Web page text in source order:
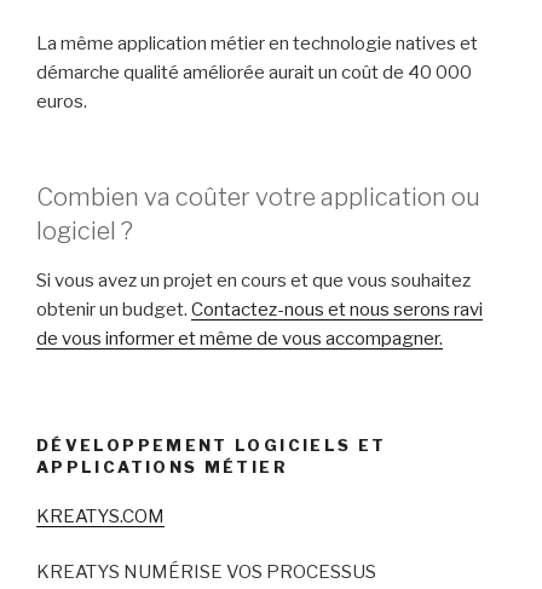
La même application métier en technologie natives et
démarche qualité améliorée aurait un coût de 40 000
euros.
Combien va coûter votre application ou
logiciel ?
Si vous avez un projet en cours et que vous souhaitez
obtenir un budget. Contactez-nous et nous serons ravi
de vous informer et même de vous accompagner.
DÉVELOPPEMENT LOGICIELS ET
APPLICATIONS MÉTIER
KREATYS.COM
KREATYS NUMÉRISE VOS PROCESSUS